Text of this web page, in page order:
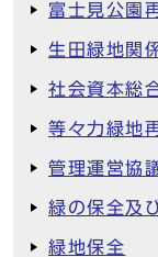
富士見公園
生田緑地関
社会資本総
等々力緑地
管理運営協
緑の保全及
緑地保全